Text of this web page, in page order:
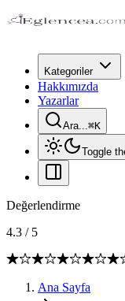
Kategoriler
Hakkımızda
Yazarlar
Ara...⌘K
Toggle
Değerlendirme
4.3 / 5
Ana Sayfa